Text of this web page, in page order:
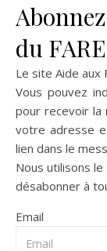
du
Le site Aide aux
Vous pouvez
pour recevoir la
votre adresse
lien dans le
Nous utilisons
désabonner à
Email